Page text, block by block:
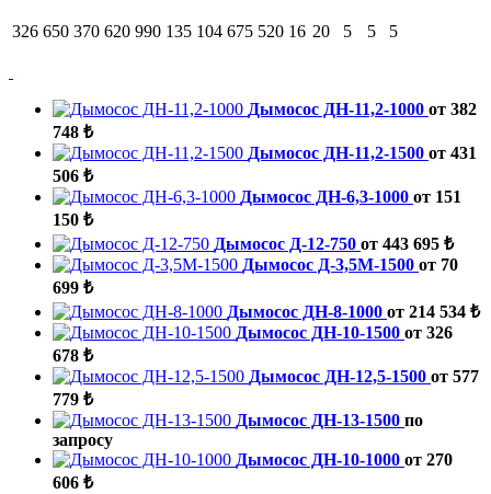
326 650 370 620 990 135 104 675 520 16 20 5 5 5
Дымосос ДН-11,2-1000 от 382
748 ₺
Дымосос ДН-11,2-1500 от 431
506 ₺
Дымосос ДН-6,3-1000 от 151
150 ₺
Дымосос Д-12-750 от 443 695 ₺
Дымосос Д-3,5М-1500 от 70
699 ₺
Дымосос ДН-8-1000 от 214 534 ₺
Дымосос ДН-10-1500 от 326
678 ₺
Дымосос ДН-12,5-1500 от 577
779 ₺
Дымосос ДН-13-1500 по
запросу
Дымосос ДН-10-1000 от 270
606 ₺